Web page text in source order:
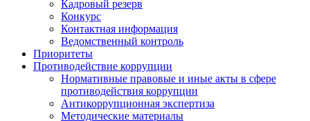
Кадровый резерв
Конкурс
Контактная информация
Ведомственный контроль
Приоритеты
Противодействие коррупции
Нормативные правовые и иные акты в сфере
противодействия коррупции
Антикоррупционная экспертиза
Методические материалы